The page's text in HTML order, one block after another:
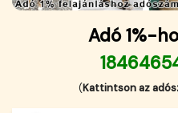
Adó 1%-
(Kattintson az